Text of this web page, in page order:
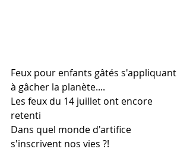
Feux pour enfants gâtés s'appliquant
à gâcher la planète....
Les feux du 14 juillet ont encore
retenti
Dans quel monde d'artifice
s'inscrivent nos vies ?!